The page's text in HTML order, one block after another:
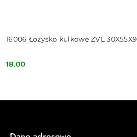
16006 Łożysko kulkowe ZVL 30X55X9
Cena:
18.00